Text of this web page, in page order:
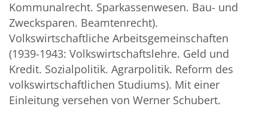
Kommunalrecht. Sparkassenwesen. Bau- und
Zwecksparen. Beamtenrecht).
Volkswirtschaftliche Arbeitsgemeinschaften
(1939-1943: Volkswirtschaftslehre. Geld und
Kredit. Sozialpolitik. Agrarpolitik. Reform des
volkswirtschaftlichen Studiums). Mit einer
Einleitung versehen von Werner Schubert.